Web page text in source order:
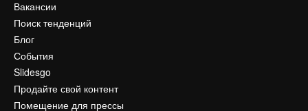
Вакансии
Поиск тенденций
Блог
События
Slidesgo
Продайте свой контент
Помещение для прессы